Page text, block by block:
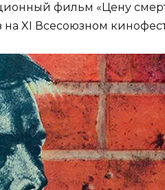
фильм «Цену
XI Всесоюзном